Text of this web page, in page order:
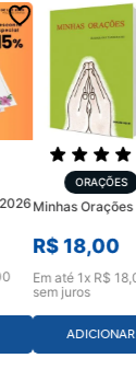
ORAÇÕES
Minhas Orações
R$18,00
Em até 1 x R$ 18,
sem juros
ADICIONAR